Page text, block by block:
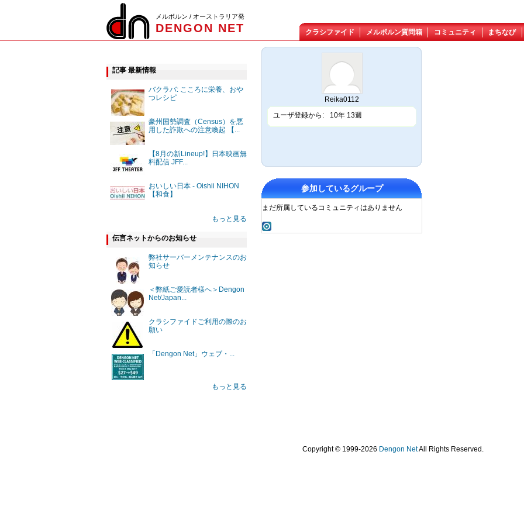
メルボルン / オーストラリア発
DENGON NET クラシファイド メルボルン質問箱 コミュニティ まちなび
記事 最新情報
バクラバ: こころに栄養、おや
つレシピ
豪州国勢調査（Census）を悪
用した詐欺への注意喚起 【...
【8月の新Lineup!】日本映画無
料配信 JFF...
おいしい日本 - Oishii NIHON
【和食】
もっと見る
伝言ネットからのお知らせ
弊社サーバーメンテナンスのお
知らせ
＜弊紙ご愛読者様へ＞Dengon
Net/Japan...
クラシファイドご利用の際のお
願い
「Dengon Net」ウェブ・...
もっと見る
Reika0112
ユーザ登録から:
10年 13週
参加しているグループ
まだ所属しているコミュニティはありません
Copyright © 1999-2026 Dengon NetAll Rights Reserved.